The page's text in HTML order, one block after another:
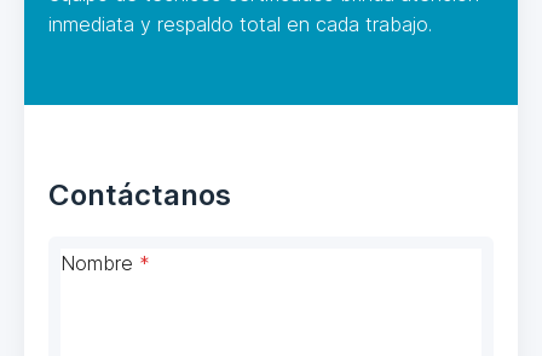
inmediata y respaldo total en cada trabajo.
Contáctanos
Nombre *